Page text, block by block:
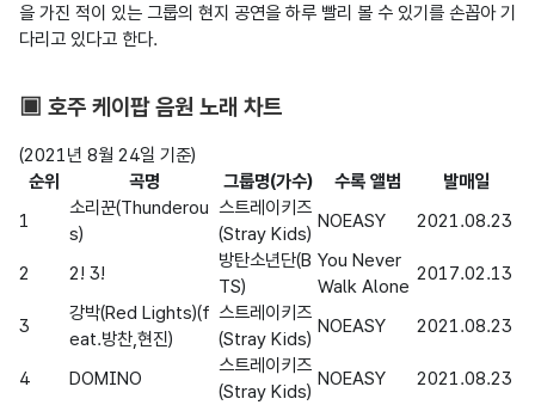
을 가진 적이 있는 그룹의 현지 공연을 하루 빨리 볼 수 있기를 손꼽아 기
다리고 있다고 한다.
▣ 호주 케이팝 음원 노래 차트
순위
곡명 그룹명(가수) 수록 앨범
발매일
1
소리꾼(Thunderou
s)
스트레이키즈
(Stray Kids)
NOEASY 2021.08.23
2 2! 3!
방탄소년단(B
TS)
You Never
Walk Alone
2017.02.13
3
강박(Red Lights)(f
eat.방찬,현진)
스트레이키즈
(Stray Kids)
NOEASY 2021.08.23
4 DOMINO
스트레이키즈
(Stray Kids)
NOEASY 2021.08.23